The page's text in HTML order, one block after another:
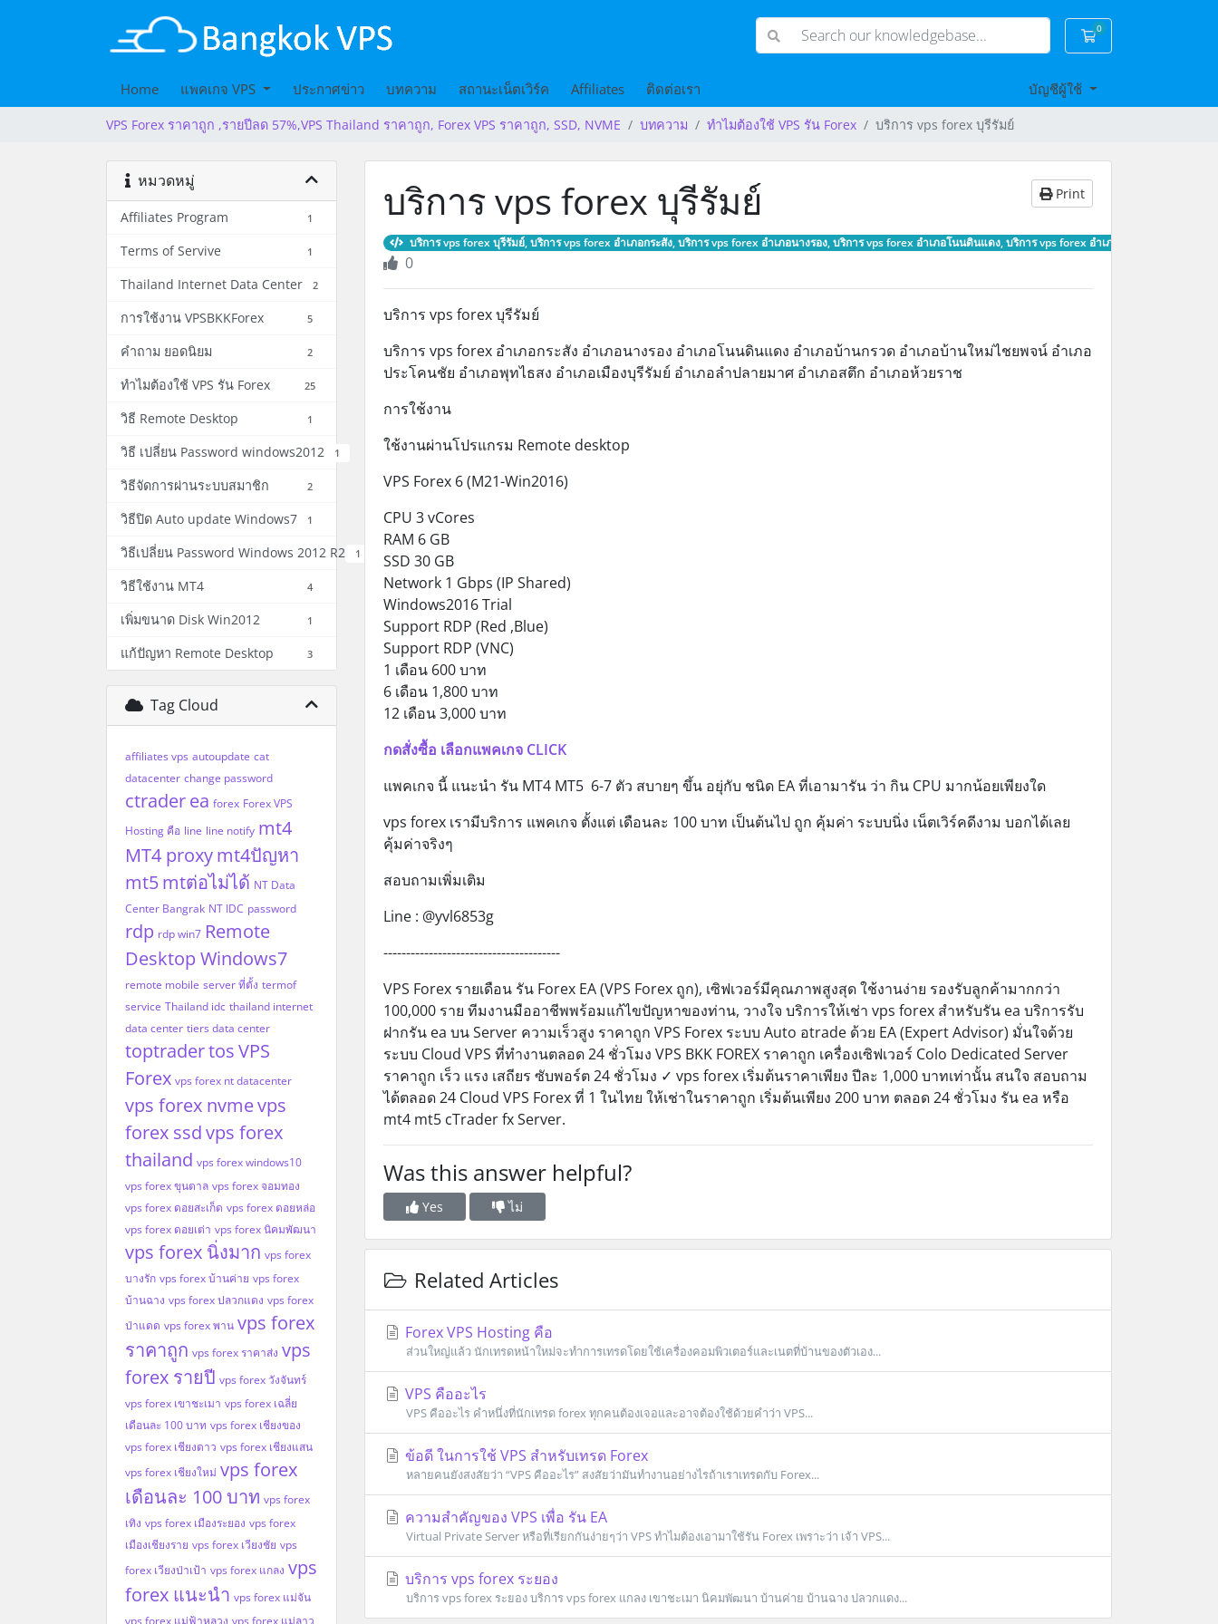
0
Shopping Cart
Home แพคเกจ VPS ประกาศข่าว บทความ สถานะเน็ตเวิร์ค Affiliates ติดต่อเรา บัญชีผู้ใช้
VPS Forex ราคาถูก ,รายปีลด 57%,VPS Thailand ราคาถูก, Forex VPS ราคาถูก, SSD, NVME บทความ ทำไมต้องใช้ VPS รัน Forex บริการ vps forex บุรีรัมย์
หมวดหมู่
Affiliates Program 1
Terms of Servive 1
Thailand Internet Data Center 2
การใช้งาน VPSBKKForex 5
คำถาม ยอดนิยม 2
ทำไมต้องใช้ VPS รัน Forex 25
วิธี Remote Desktop 1
วิธี เปลี่ยน Password windows2012 1
วิธีจัดการผ่านระบบสมาชิก 2
วิธีปิด Auto update Windows7 1
วิธีเปลี่ยน Password Windows 2012 R2 1
วิธีใช้งาน MT4 4
เพิ่มขนาด Disk Win2012 1
แก้ปัญหา Remote Desktop 3
Tag Cloud
affiliates vps autoupdate cat
datacenter change password
ctraderea forex Forex VPS
Hosting คือ line line notify mt4
MT4 proxymt4ปัญหา
mt5mtต่อไม่ได้ NT Data
Center Bangrak NT IDC password
rdp rdp win7 Remote
Desktop Windows7
remote mobile server ที่ตั้ง termof
service Thailand idc thailand internet
data center tiers data center
toptradertosVPS
Forex vps forex nt datacenter
vps forex nvmevps
forex ssdvps forex
thailand vps forex windows10
vps forex ขุนตาล vps forex จอมทอง
vps forex ดอยสะเก็ด vps forex ดอยหล่อ
vps forex ดอยเต่า vps forex นิคมพัฒนา
vps forex นิ่งมาก vps forex
บางรัก vps forex บ้านค่าย vps forex
บ้านฉาง vps forex ปลวกแดง vps forex
ป่าแดด vps forex พาน vps forex
ราคาถูก vps forex ราคาส่ง vps
forex รายปี vps forex วังจันทร์
vps forex เขาชะเมา vps forex เฉลี่ย
เดือนละ 100 บาท vps forex เชียงของ
vps forex เชียงดาว vps forex เชียงแสน
vps forex เชียงใหม่ vps forex
เดือนละ 100 บาท vps forex
เทิง vps forex เมืองระยอง vps forex
เมืองเชียงราย vps forex เวียงชัย vps
forex เวียงป่าเป้า vps forex แกลง vps
forex แนะนำ vps forex แม่จัน
vps forex แม่ฟ้าหลวง vps forex แม่ลาว
บริการ vps forex บุรีรัมย์ Print
บริการ vps forex บุรีรัมย์, บริการ vps forex อำเภอกระสัง, บริการ vps forex อำเภอนางรอง, บริการ vps forex อำเภอโนนดินแดง, บริการ vps forex อำเภอบ้านกรวด, บริก
0
บริการ vps forex บุรีรัมย์
บริการ vps forex อำเภอกระสัง อำเภอนางรอง อำเภอโนนดินแดง อำเภอบ้านกรวด อำเภอบ้านใหม่ไชยพจน์ อำเภอ
ประโคนชัย อำเภอพุทไธสง อำเภอเมืองบุรีรัมย์ อำเภอลำปลายมาศ อำเภอสตึก อำเภอห้วยราช
การใช้งาน
ใช้งานผ่านโปรแกรม Remote desktop
VPS Forex 6 (M21-Win2016)
CPU 3 vCores
RAM 6 GB
SSD 30 GB
Network 1 Gbps (IP Shared)
Windows2016 Trial
Support RDP (Red ,Blue)
Support RDP (VNC)
1 เดือน 600 บาท
6 เดือน 1,800 บาท
12 เดือน 3,000 บาท
กดสั่งซื้อ เลือกแพคเกจ CLICK
แพคเกจ นี้ แนะนำ รัน MT4 MT5 6-7 ตัว สบายๆ ขึ้น อยุ่กับ ชนิด EA ที่เอามารัน ว่า กิน CPU มากน้อยเพียงใด
vps forex เรามีบริการ แพคเกจ ตั้งแต่ เดือนละ 100 บาท เป็นต้นไป ถูก คุ้มค่า ระบบนิ่ง เน็ตเวิร์คดีงาม บอกได้เลย
คุ้มค่าจริงๆ
สอบถามเพิ่มเติม
Line : @yvl6853g
---------------------------------------
VPS Forex รายเดือน รัน Forex EA (VPS Forex ถูก), เซิฟเวอร์มีคุณภาพสูงสุด ใช้งานง่าย รองรับลูกค้ามากกว่า
100,000 ราย ทีมงานมืออาชีพพร้อมแก้ไขปัญหาของท่าน, วางใจ บริการให้เช่า vps forex สำหรับรัน ea บริการรับ
ฝากรัน ea บน Server ความเร็วสูง ราคาถูก VPS Forex ระบบ Auto อtrade ด้วย EA (Expert Advisor) มั่นใจด้วย
ระบบ Cloud VPS ที่ทำงานตลอด 24 ชั่วโมง VPS BKK FOREX ราคาถูก เครื่องเซิฟเวอร์ Colo Dedicated Server
ราคาถูก เร็ว แรง เสถียร ซับพอร์ต 24 ชั่วโมง ✓ vps forex เริ่มต้นราคาเพียง ปีละ 1,000 บาทเท่านั้น สนใจ สอบถาม
ได้ตลอด 24 Cloud VPS Forex ที่ 1 ในไทย ให้เช่าในราคาถูก เริ่มต้นเพียง 200 บาท ตลอด 24 ชั่วโมง รัน ea หรือ
mt4 mt5 cTrader fx Server.
Was this answer helpful?
Yes ไม่
Related Articles
Forex VPS Hosting คือ
ส่วนใหญ่แล้ว นักเทรดหน้าใหม่จะทำการเทรดโดยใช้เครื่องคอมพิวเตอร์และเนตที่บ้านของตัวเอง...
VPS คืออะไร
VPS คืออะไร คำหนึ่งที่นักเทรด forex ทุกคนต้องเจอและอาจต้องใช้ด้วยคำว่า VPS...
ข้อดี ในการใช้ VPS สำหรับเทรด Forex
หลายคนยังสงสัยว่า “VPS คืออะไร” สงสัยว่ามันทำงานอย่างไรถ้าเราเทรดกับ Forex...
ความสำคัญของ VPS เพื่อ รัน EA
Virtual Private Server หรือที่เรียกกันง่ายๆว่า VPS ทำไมต้องเอามาใช้รัน Forex เพราะว่า เจ้า VPS...
บริการ vps forex ระยอง
บริการ vps forex ระยอง บริการ vps forex แกลง เขาชะเมา นิคมพัฒนา บ้านค่าย บ้านฉาง ปลวกแดง...